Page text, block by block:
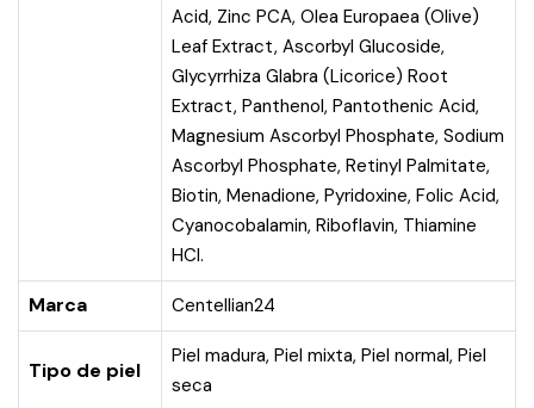
Acid, Zinc PCA, Olea Europaea (Olive)
Leaf Extract, Ascorbyl Glucoside,
Glycyrrhiza Glabra (Licorice) Root
Extract, Panthenol, Pantothenic Acid,
Magnesium Ascorbyl Phosphate, Sodium
Ascorbyl Phosphate, Retinyl Palmitate,
Biotin, Menadione, Pyridoxine, Folic Acid,
Cyanocobalamin, Riboflavin, Thiamine
HCl.
Marca Centellian24
Tipo de piel
Piel madura, Piel mixta, Piel normal, Piel
seca